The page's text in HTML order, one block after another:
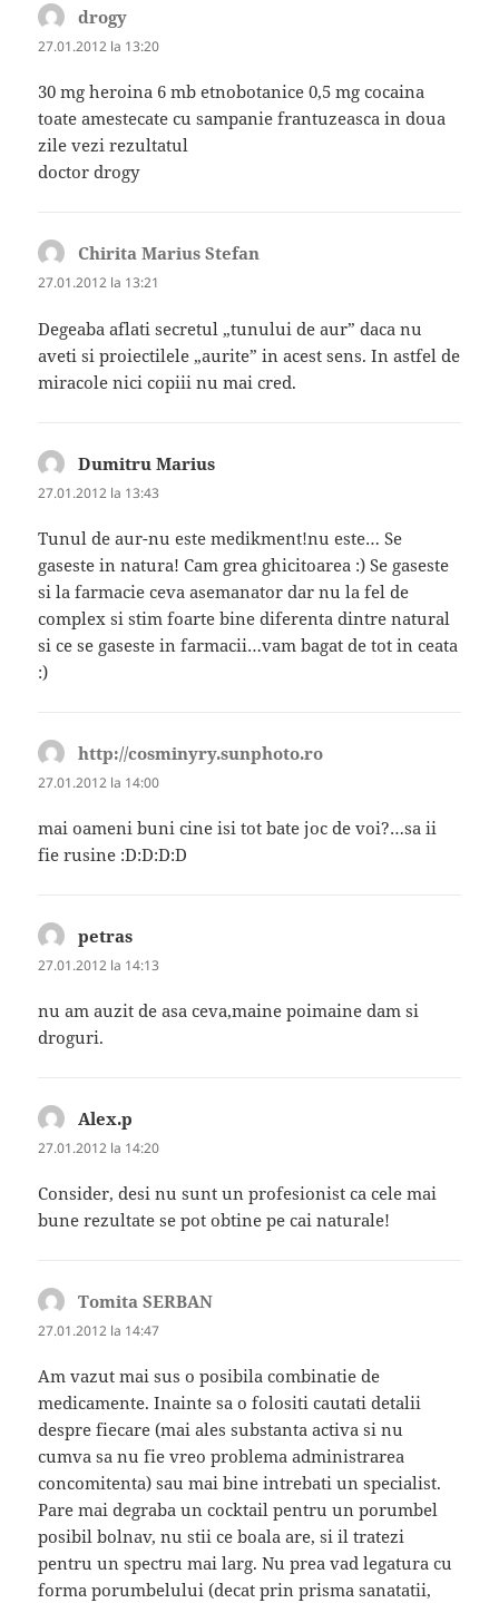
drogy
27.01.2012 la 13:20
30 mg heroina 6 mb etnobotanice 0,5 mg cocaina
toate amestecate cu sampanie frantuzeasca in doua
zile vezi rezultatul
doctor drogy
Chirita Marius Stefan
27.01.2012 la 13:21
Degeaba aflati secretul „tunului de aur” daca nu
aveti si proiectilele „aurite” in acest sens. In astfel de
miracole nici copiii nu mai cred.
Dumitru Marius
27.01.2012 la 13:43
Tunul de aur-nu este medikment!nu este… Se
gaseste in natura! Cam grea ghicitoarea :) Se gaseste
si la farmacie ceva asemanator dar nu la fel de
complex si stim foarte bine diferenta dintre natural
si ce se gaseste in farmacii…vam bagat de tot in ceata
:)
http://cosminyry.sunphoto.ro
27.01.2012 la 14:00
mai oameni buni cine isi tot bate joc de voi?…sa ii
fie rusine :D:D:D:D
petras
27.01.2012 la 14:13
nu am auzit de asa ceva,maine poimaine dam si
droguri.
Alex.p
27.01.2012 la 14:20
Consider, desi nu sunt un profesionist ca cele mai
bune rezultate se pot obtine pe cai naturale!
Tomita SERBAN
27.01.2012 la 14:47
Am vazut mai sus o posibila combinatie de
medicamente. Inainte sa o folositi cautati detalii
despre fiecare (mai ales substanta activa si nu
cumva sa nu fie vreo problema administrarea
concomitenta) sau mai bine intrebati un specialist.
Pare mai degraba un cocktail pentru un porumbel
posibil bolnav, nu stii ce boala are, si il tratezi
pentru un spectru mai larg. Nu prea vad legatura cu
forma porumbelului (decat prin prisma sanatatii,